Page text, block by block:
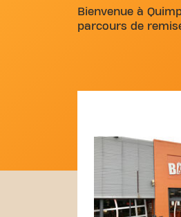
Bienvenue à
parcours de